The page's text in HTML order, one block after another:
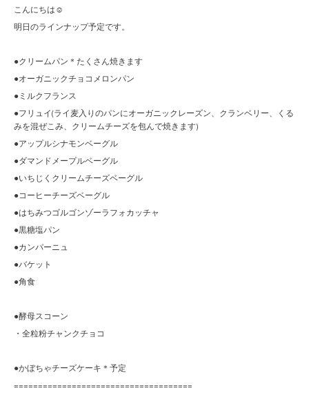
こんにちは☺︎
明日のラインナップ予定です。
●クリームパン＊たくさん焼きます
●オーガニックチョコメロンパン
●ミルクフランス
●フリュイ(ライ麦入りのパンにオーガニックレーズン、クランベリー、くる
みを混ぜこみ、クリームチーズを包んで焼きます)
●アップルシナモンベーグル
●ダマンドメープルベーグル
●いちじくクリームチーズベーグル
●コーヒーチーズベーグル
●はちみつゴルゴンゾーラフォカッチャ
●黒糖塩パン
●カンパーニュ
●バケット
●角食
●酵母スコーン
・全粒粉チャンクチョコ
●かぼちゃチーズケーキ＊予定
=====================================